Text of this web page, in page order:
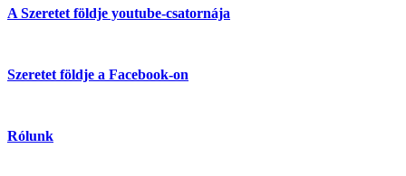
A Szeretet földje youtube-csatornája
Szeretet földje a Facebook-on
Rólunk